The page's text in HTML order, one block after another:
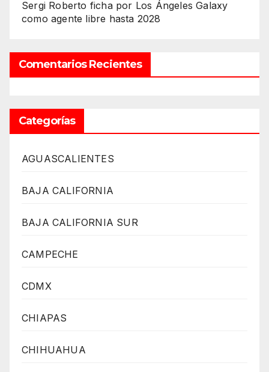
Sergi Roberto ficha por Los Ángeles Galaxy
como agente libre hasta 2028
Comentarios Recientes
Categorías
AGUASCALIENTES
BAJA CALIFORNIA
BAJA CALIFORNIA SUR
CAMPECHE
CDMX
CHIAPAS
CHIHUAHUA